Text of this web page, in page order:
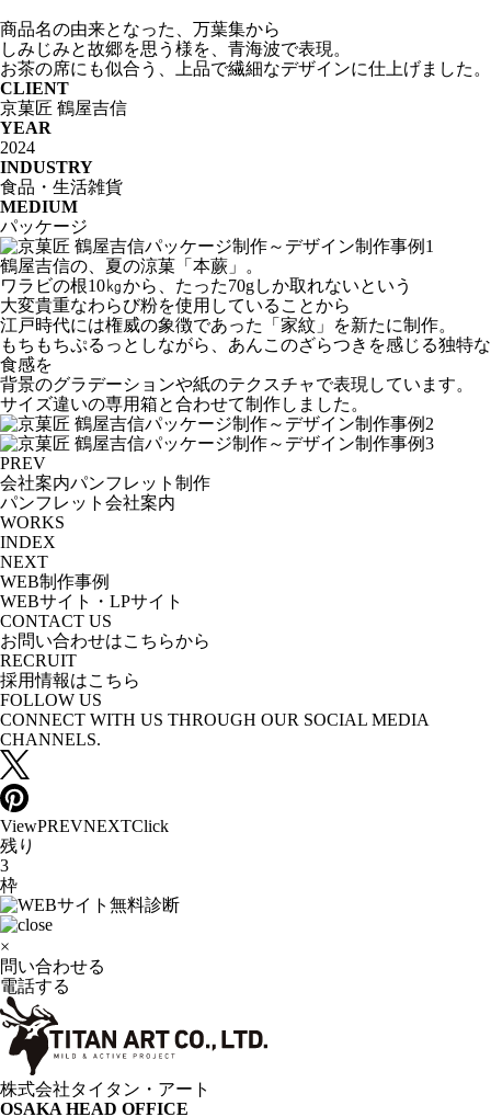
商品名の由来となった、万葉集から
しみじみと故郷を思う様を、青海波で表現。
お茶の席にも似合う、上品で繊細なデザインに仕上げました。
CLIENT
京菓匠 鶴屋吉信
YEAR
2024
INDUSTRY
食品・生活雑貨
MEDIUM
パッケージ
鶴屋吉信の、夏の涼菓「本蕨」。
ワラビの根10㎏から、たった70gしか取れないという
大変貴重なわらび粉を使用していることから
江戸時代には権威の象徴であった「家紋」を新たに制作。
もちもちぷるっとしながら、あんこのざらつきを感じる独特な
食感を
背景のグラデーションや紙のテクスチャで表現しています。
サイズ違いの専用箱と合わせて制作しました。
PREV
会社案内パンフレット制作
パンフレット 会社案内
WORKS
INDEX
NEXT
WEB制作事例
WEBサイト・LPサイト
CONTACT US
お問い合わせはこちらから
RECRUIT
採用情報はこちら
FOLLOW US
CONNECT WITH US THROUGH OUR SOCIAL MEDIA
CHANNELS.
ViewPREVNEXTClick
残り
3
枠
×
問い合わせる
電話する
株式会社タイタン・アート
OSAKA HEAD OFFICE